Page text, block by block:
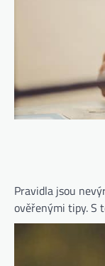
Pravidla jsou
ověřenými tipy. S